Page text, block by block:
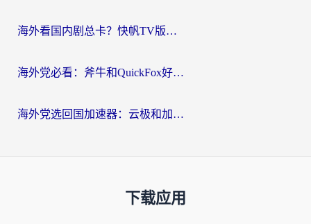
海外看国内剧总卡？快帆TV版VPN好用吗？和海牛VPN对比哪个回国效果更好？
海外党必看：斧牛和QuickFox好用吗？3步选对回国加速器，无缝刷国内剧玩游戏
海外党选回国加速器：云极和加速喵哪个好？附3款热门工具实测对比
下载应用